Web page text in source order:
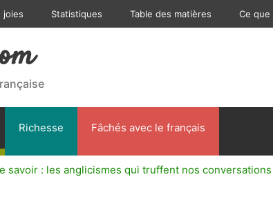
joies Statistiques Table des matières Ce
Richesse Fâchés avec le français
savoir : les anglicismes qui truffent nos